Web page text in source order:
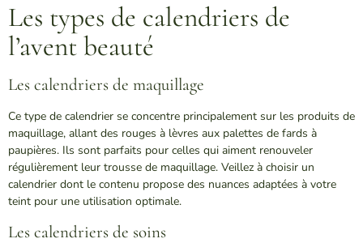
Les types de calendriers de
l’avent beauté
Les calendriers de maquillage
Ce type de calendrier se concentre principalement sur les produits de
maquillage, allant des rouges à lèvres aux palettes de fards à
paupières. Ils sont parfaits pour celles qui aiment renouveler
régulièrement leur trousse de maquillage. Veillez à choisir un
calendrier dont le contenu propose des nuances adaptées à votre
teint pour une utilisation optimale.
Les calendriers de soins